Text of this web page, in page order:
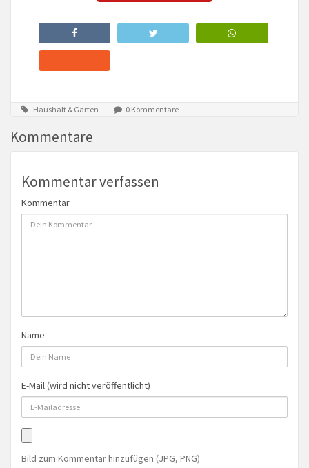
Haushalt & Garten 0 Kommentare
Kommentare
Kommentar verfassen
Kommentar
Name
E-Mail (wird nicht veröffentlicht)
Bild zum Kommentar hinzufügen (JPG, PNG)